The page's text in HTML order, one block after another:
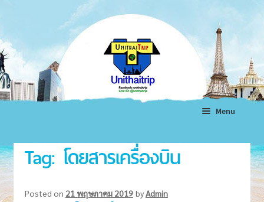
navigation
content
Menu
ทัวร์ต่างประเทศ
Expand
menu
ทัวร์ในประเทศ
Expand
Tag: โดยสารเครื่องบิน
Posted on 21 พฤษภาคม 2019 byAdmin